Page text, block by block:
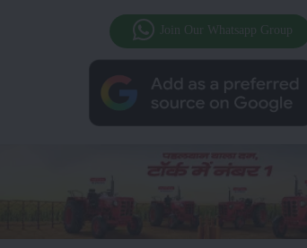
Join Our Whatsapp Group